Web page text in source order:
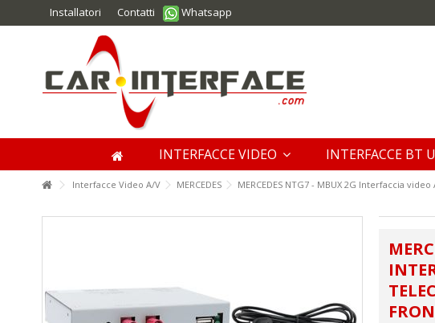
Installatori Contatti Whatsapp
INTERFACCE VIDEO INTERFACCE BT
Interfacce Video A/V MERCEDES MERCEDES NTG7 - MBUX 2G Interfaccia